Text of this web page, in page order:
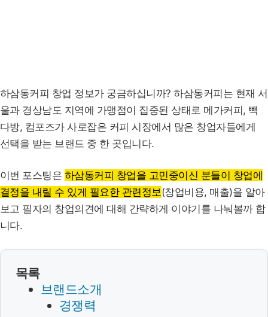
하삼동커피 창업 정보가 궁금하십니까? 하삼동커피는 현재 서
울과 경상남도 지역에 가맹점이 집중된 상태로 메가커피, 빽
다방, 컴포즈가 사로잡은 커피 시장에서 많은 창업자들에게
선택을 받는 브랜드 중 한 곳입니다.
이번 포스팅은 하삼동커피 창업을 고민중이신 분들이 창업에
결정을 내릴 수 있게 필요한 관련정보(창업비용, 매출)을 알아
보고 필자의 창업의견에 대해 간략하게 이야기를 나눠볼까 합
니다.
목록
브랜드소개
경쟁력